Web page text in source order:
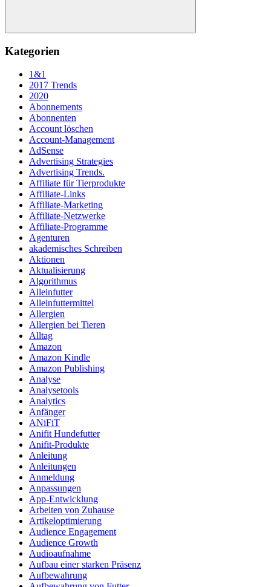
Suchen
Kategorien
1&1
2017 Trends
2020
Abonnements
Abonnenten
Account löschen
Account-Management
AdSense
Advertising Strategies
Advertising Trends.
Affiliate für Tierprodukte
Affiliate-Links
Affiliate-Marketing
Affiliate-Netzwerke
Affiliate-Programme
Agenturen
akademisches Schreiben
Aktionen
Aktualisierung
Algorithmus
Alleinfutter
Alleinfuttermittel
Allergien
Allergien bei Tieren
Alltag
Amazon
Amazon Kindle
Amazon Publishing
Analyse
Analysetools
Analytics
Anfänger
ANiFiT
Anifit Hundefutter
Anifit-Produkte
Anleitung
Anleitungen
Anmeldung
Anpassungen
App-Entwicklung
Arbeiten von Zuhause
Artikeloptimierung
Audience Engagement
Audience Growth
Audioaufnahme
Aufbau einer starken Präsenz
Aufbewahrung